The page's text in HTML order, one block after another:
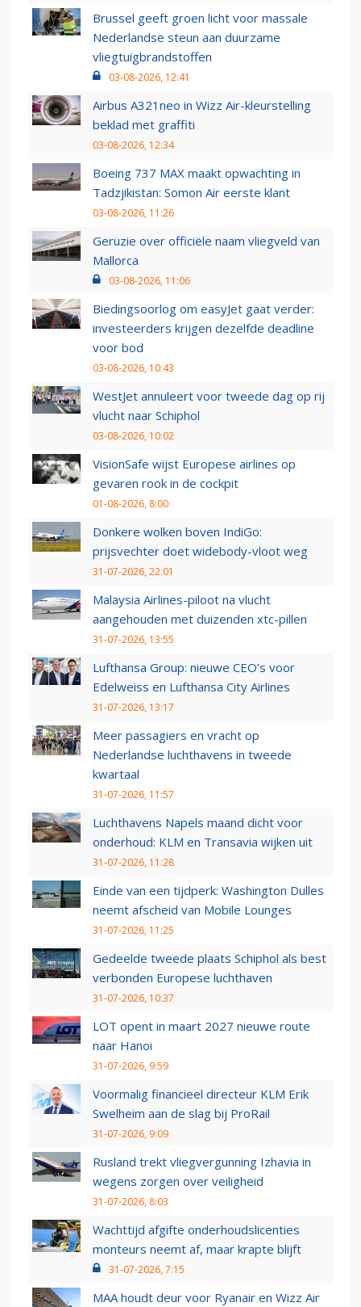
Brussel geeft groen licht voor massale
Nederlandse steun aan duurzame
vliegtuigbrandstoffen
03-08-2026, 12:41
Airbus A321neo in Wizz Air-kleurstelling
beklad met graffiti
03-08-2026, 12:34
Boeing 737 MAX maakt opwachting in
Tadzjikistan: Somon Air eerste klant
03-08-2026, 11:26
Geruzie over officiële naam vliegveld van
Mallorca
03-08-2026, 11:06
Biedingsoorlog om easyJet gaat verder:
investeerders krijgen dezelfde deadline
voor bod
03-08-2026, 10:43
WestJet annuleert voor tweede dag op rij
vlucht naar Schiphol
03-08-2026, 10:02
VisionSafe wijst Europese airlines op
gevaren rook in de cockpit
01-08-2026, 8:00
Donkere wolken boven IndiGo:
prijsvechter doet widebody-vloot weg
31-07-2026, 22:01
Malaysia Airlines-piloot na vlucht
aangehouden met duizenden xtc-pillen
31-07-2026, 13:55
Lufthansa Group: nieuwe CEO’s voor
Edelweiss en Lufthansa City Airlines
31-07-2026, 13:17
Meer passagiers en vracht op
Nederlandse luchthavens in tweede
kwartaal
31-07-2026, 11:57
Luchthavens Napels maand dicht voor
onderhoud: KLM en Transavia wijken uit
31-07-2026, 11:28
Einde van een tijdperk: Washington Dulles
neemt afscheid van Mobile Lounges
31-07-2026, 11:25
Gedeelde tweede plaats Schiphol als best
verbonden Europese luchthaven
31-07-2026, 10:37
LOT opent in maart 2027 nieuwe route
naar Hanoi
31-07-2026, 9:59
Voormalig financieel directeur KLM Erik
Swelheim aan de slag bij ProRail
31-07-2026, 9:09
Rusland trekt vliegvergunning Izhavia in
wegens zorgen over veiligheid
31-07-2026, 8:03
Wachttijd afgifte onderhoudslicenties
monteurs neemt af, maar krapte blijft
31-07-2026, 7:15
MAA houdt deur voor Ryanair en Wizz Air